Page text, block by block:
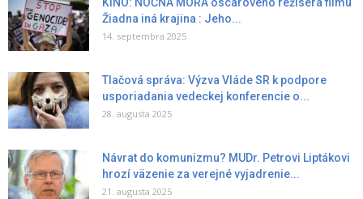
Žiadna iná krajina : Jeho...
14. septembra 2025
Tlačová správa: Výzva Vláde SR k podpore
usporiadania vedeckej konferencie o...
28. augusta 2025
Návrat do komunizmu? MUDr. Petrovi Liptákovi
hrozí väzenie za verejné vyjadrenie...
21. augusta 2025